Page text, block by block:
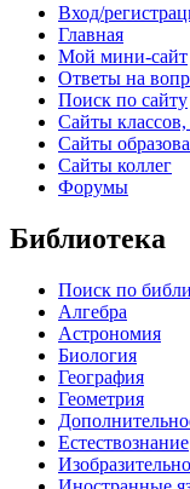
Вход/
Главная
Мой мини-сайт
Ответы на
Поиск по сайту
Сайты
Сайты
Сайты коллег
Форумы
Библиотека
Поиск по
Алгебра
Астрономия
Биология
География
Геометрия
Естествознание